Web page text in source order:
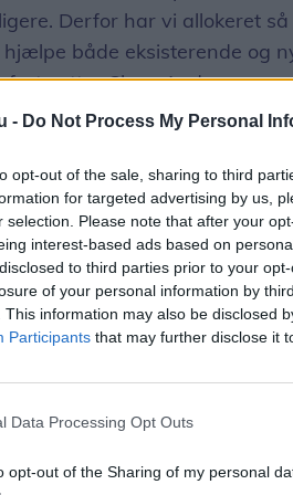
- Do Not Process My Personal
opt-out of the sale, sharing to third
for targeted advertising by us,
selection. Please note that after your
interest-based ads based on
to third parties prior to your
of your personal information by
This information may also be disclosed
Participants that may further disclose it
Data Processing Opt Outs
opt-out of the Sharing of my personal
Derfor har vi allokeret
både eksisterende og
fortsætter Claus Andersen.
halvår 2019 også har været
både boliger,
Claus Andersen skyldes
som nordjyderne har:
aldrig haft så store
nye muligheder for at indfri
en båd eller lignende, og
gør. Samtidig må vi dog
forbrugslysten stadig